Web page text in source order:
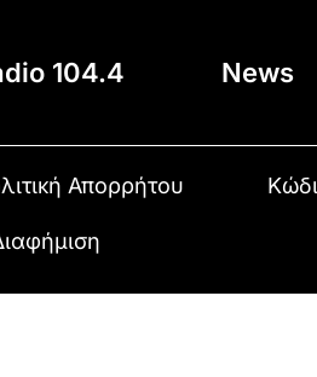
104.4 News
Απορρήτου